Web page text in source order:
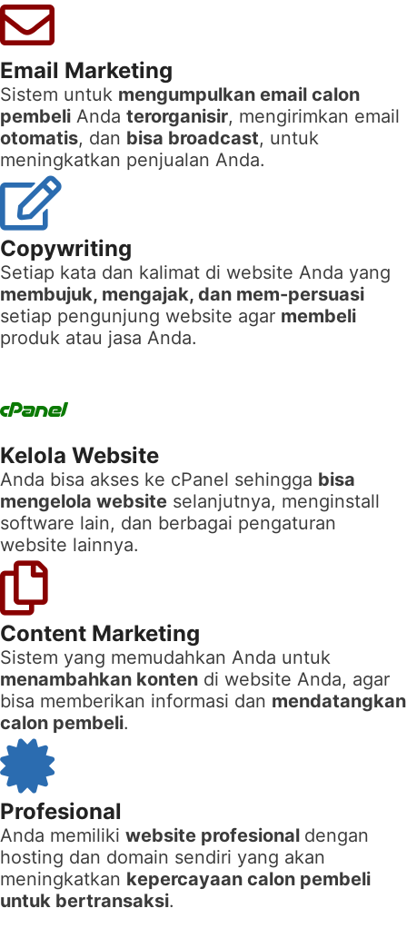
Email Marketing
Sistem untuk mengumpulkan email calon
pembeli Anda terorganisir, mengirimkan email
otomatis, dan bisa broadcast, untuk
meningkatkan penjualan Anda.
Copywriting
Setiap kata dan kalimat di website Anda yang
membujuk, mengajak, dan mem-persuasi
setiap pengunjung website agar membeli
produk atau jasa Anda.
Kelola Website
Anda bisa akses ke cPanel sehingga bisa
mengelola website selanjutnya, menginstall
software lain, dan berbagai pengaturan
website lainnya.
Content Marketing
Sistem yang memudahkan Anda untuk
menambahkan konten di website Anda, agar
bisa memberikan informasi dan mendatangkan
calon pembeli.
Profesional
Anda memiliki website profesional dengan
hosting dan domain sendiri yang akan
meningkatkan kepercayaan calon pembeli
untuk bertransaksi.